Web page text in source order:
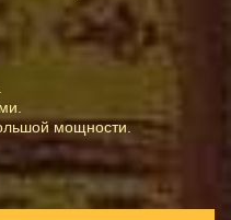
мощности.